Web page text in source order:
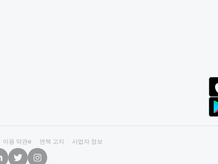
이용 약관e 면책 고지 사업자 정보